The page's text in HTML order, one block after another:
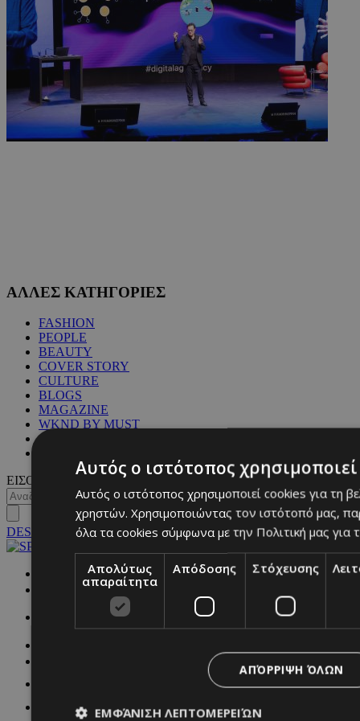
ΑΛΛΕΣ ΚΑΤΗΓΟΡΙΕΣ
FASHION
PEOPLE
BEAUTY
COVER STORY
CULTURE
BLOGS
MAGAZINE
WKND BY MUST
ASTROLOGY
ΕΙΣΟΔΟΣ
DESKTOP
NETWORK:
Αυτός ο ιστότοπος
Αυτός ο ιστότοπος χρησιμοποιεί cookies για τη
χρηστών. Χρησιμοποιώντας τον ιστότοπό μας,
όλα τα cookies σύμφωνα με την Πολιτική μας για
Απολύτως
απαραίτητα
Απόδοσης Στόχευσης
ΑΠΌΡΡΙΨΗ ΌΛΩΝ
ΕΜΦΆΝΙΣΗ ΛΕΠΤΟΜΕΡΕΙΏΝ